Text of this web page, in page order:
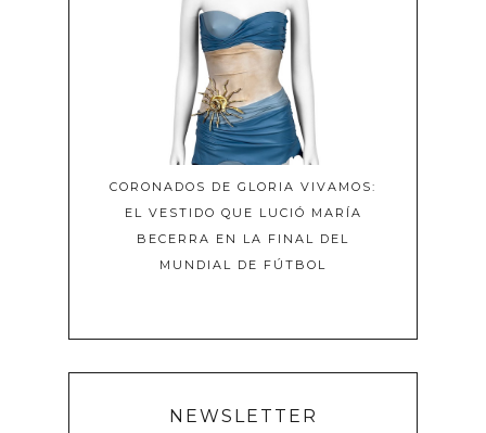
CORONADOS DE GLORIA VIVAMOS:
EL VESTIDO QUE LUCIÓ MARÍA
BECERRA EN LA FINAL DEL
MUNDIAL DE FÚTBOL
NEWSLETTER